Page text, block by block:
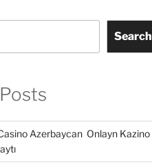
Search
Azerbaycan ️ Onlayn Kazino